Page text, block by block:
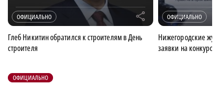
ОФИЦИАЛЬНО r
Глеб Никитин обратился к строителям в День
строителя
ОФИЦИАЛЬНО
Нижегородские
заявки на конкурс
ОФИЦИАЛЬНО